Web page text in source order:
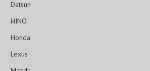
Datsun
HINO
Honda
Lexus